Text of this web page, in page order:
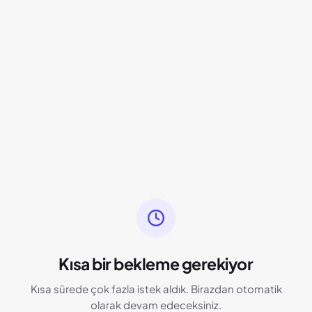
Kısa bir bekleme gerekiyor
Kısa sürede çok fazla istek aldık. Birazdan otomatik
olarak devam edeceksiniz.